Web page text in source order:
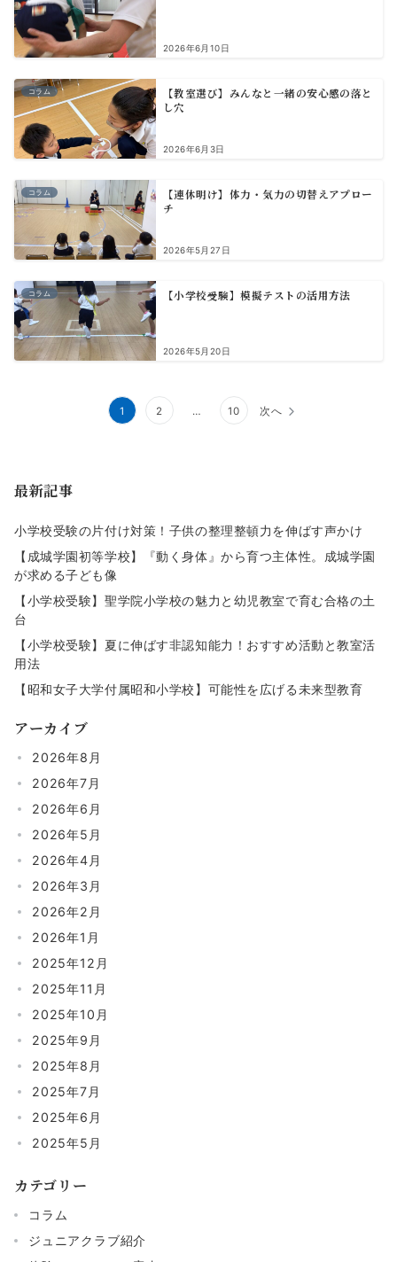
2026年6月10日
コラム
【教室選び】みんなと一緒の安心感の落と
し穴
2026年6月3日
コラム
【連休明け】体力・気力の切替えアプロー
チ
2026年5月27日
コラム 【小学校受験】模擬テストの活用方法
2026年5月20日
ペ
ー
ジ
送
り
1 2 … 10 次へ
最新記事
小学校受験の片付け対策！子供の整理整頓力を伸ばす声かけ
【成城学園初等学校】『動く身体』から育つ主体性。成城学園
が求める子ども像
【小学校受験】聖学院小学校の魅力と幼児教室で育む合格の土
台
【小学校受験】夏に伸ばす非認知能力！おすすめ活動と教室活
用法
【昭和女子大学付属昭和小学校】可能性を広げる未来型教育
アーカイブ
2026年8月
2026年7月
2026年6月
2026年5月
2026年4月
2026年3月
2026年2月
2026年1月
2025年12月
2025年11月
2025年10月
2025年9月
2025年8月
2025年7月
2025年6月
2025年5月
カテゴリー
コラム
ジュニアクラブ紹介